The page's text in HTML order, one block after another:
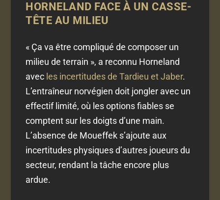
HORNELAND FACE À UN CASSE-
TÊTE AU MILIEU
« Ça va être compliqué de composer un
milieu de terrain », a reconnu Horneland
avec les incertitudes de Tardieu et Jaber.
L’entraîneur norvégien doit jongler avec un
effectif limité, où les options fiables se
comptent sur les doigts d’une main.
L’absence de Moueffek s’ajoute aux
incertitudes physiques d’autres joueurs du
secteur, rendant la tâche encore plus
ardue.